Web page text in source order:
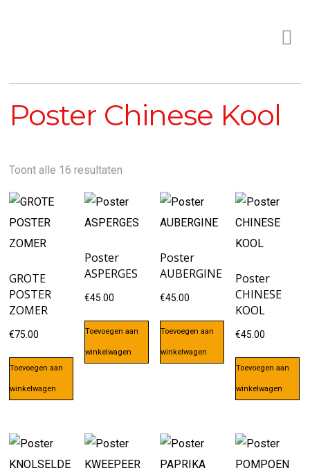
Poster Chinese Kool
Toont alle 16 resultaten
GROTE
POSTER
ZOMER
€75.00
Toevoegen aan
winkelwagen
Poster
ASPERGES
€45.00
Toevoegen aan
winkelwagen
Poster
AUBERGINE
€45.00
Toevoegen aan
winkelwagen
Poster
CHINESE
KOOL
€45.00
Toevoegen aan
winkelwagen